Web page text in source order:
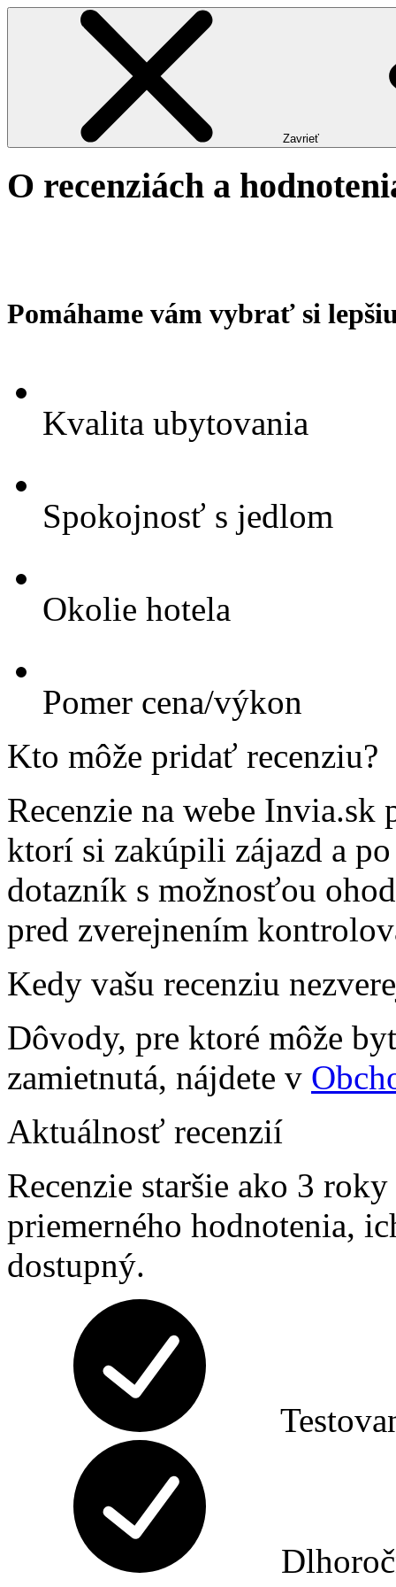
Zavrieť
O recenziách a
Pomáhame vám vybrať si
Kvalita ubytovania
Spokojnosť s jedlom
Okolie hotela
Pomer cena/výkon
Kto môže pridať recenziu?
Recenzie na webe
ktorí si zakúpili zájazd a
dotazník s možnosťou
pred zverejnením
Kedy vašu recenziu
Dôvody, pre ktoré môže
zamietnutá, nájdete v
Aktuálnosť recenzií
Recenzie staršie ako 3
priemerného hodnotenia,
dostupný.